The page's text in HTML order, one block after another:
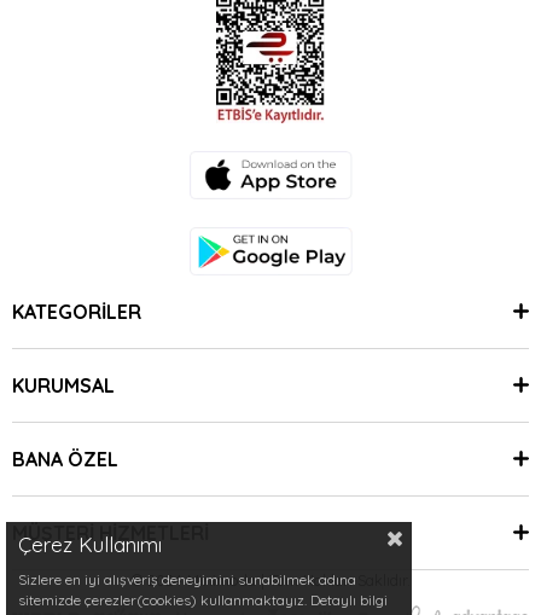
KATEGORİLER
KURUMSAL
BANA ÖZEL
MÜŞTERİ HİZMETLERİ
© 2024 Minimoda | Tüm Hakları Saklıdır.
Çerez Kullanımı
Sizlere en iyi alışveriş deneyimini sunabilmek adına
sitemizde çerezler(cookies) kullanmaktayız. Detaylı bilgi